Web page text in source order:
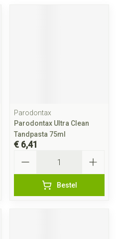
Parodontax
Parodontax Ultra Clean
Tandpasta 75ml
€ 6,41
Bestel